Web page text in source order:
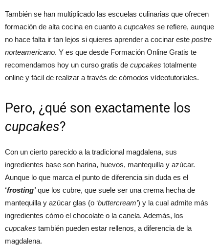
También se han multiplicado las escuelas culinarias que ofrecen
formación de alta cocina en cuanto a cupcakes se refiere, aunque
no hace falta ir tan lejos si quieres aprender a cocinar este postre
norteamericano. Y es que desde Formación Online Gratis te
recomendamos hoy un curso gratis de cupcakes totalmente
online y fácil de realizar a través de cómodos vídeotutoriales.
Pero, ¿qué son exactamente los
cupcakes?
Con un cierto parecido a la tradicional magdalena, sus
ingredientes base son harina, huevos, mantequilla y azúcar.
Aunque lo que marca el punto de diferencia sin duda es el
‘frosting’ que los cubre, que suele ser una crema hecha de
mantequilla y azúcar glas (o ‘buttercream’) y la cual admite más
ingredientes cómo el chocolate o la canela. Además, los
cupcakes también pueden estar rellenos, a diferencia de la
magdalena.